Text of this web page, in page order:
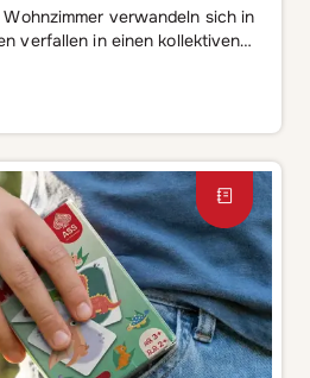
verwandeln sich in
verfallen in einen kollektiven
zu, und der Lieblingsverein
ist nicht einfach nur ein
Phänomen, das Menschen
etwas […]